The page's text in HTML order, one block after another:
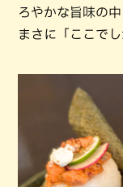
ろやかな旨味の中
まさに「ここで